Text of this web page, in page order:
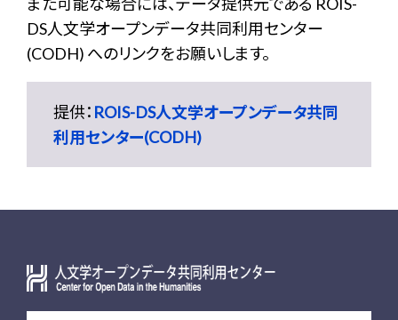
DS人文学オープンデータ共同利用センター
(CODH) へのリンクをお願いします。
提供： ROIS-DS人文学オープンデータ共同
利用センター(CODH)